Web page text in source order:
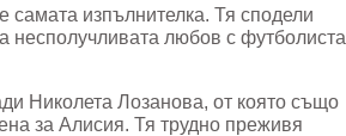
самата изпълнителка. Тя сподели
несполучливата любов с футболиста
Николета Лозанова, от която също
за Алисия. Тя трудно преживя